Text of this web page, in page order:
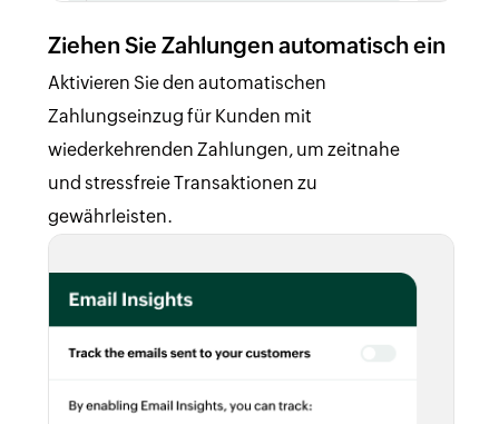
Ziehen Sie Zahlungen automatisch ein
Aktivieren Sie den automatischen
Zahlungseinzug für Kunden mit
wiederkehrenden Zahlungen, um zeitnahe
und stressfreie Transaktionen zu
gewährleisten.